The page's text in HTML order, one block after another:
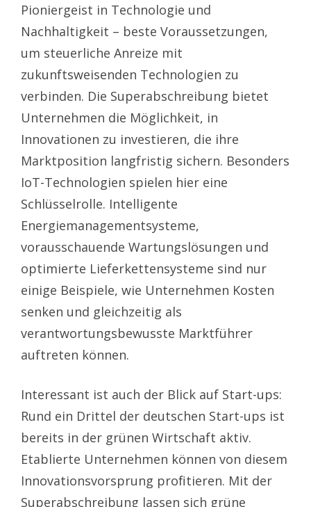
Pioniergeist in Technologie und
Nachhaltigkeit – beste Voraussetzungen,
um steuerliche Anreize mit
zukunftsweisenden Technologien zu
verbinden. Die Superabschreibung bietet
Unternehmen die Möglichkeit, in
Innovationen zu investieren, die ihre
Marktposition langfristig sichern. Besonders
IoT-Technologien spielen hier eine
Schlüsselrolle. Intelligente
Energiemanagementsysteme,
vorausschauende Wartungslösungen und
optimierte Lieferkettensysteme sind nur
einige Beispiele, wie Unternehmen Kosten
senken und gleichzeitig als
verantwortungsbewusste Marktführer
auftreten können.
Interessant ist auch der Blick auf Start-ups:
Rund ein Drittel der deutschen Start-ups ist
bereits in der grünen Wirtschaft aktiv.
Etablierte Unternehmen können von diesem
Innovationsvorsprung profitieren. Mit der
Superabschreibung lassen sich grüne